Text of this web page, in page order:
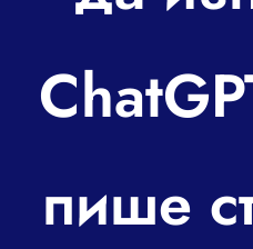
пише